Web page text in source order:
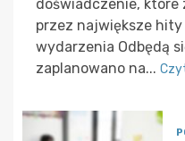
doświadczenie, które
przez największe
wydarzenia Odbędą
zaplanowano na...